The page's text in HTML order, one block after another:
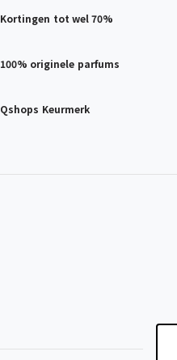
Kortingen tot wel 70%
100% originele parfums
Qshops Keurmerk